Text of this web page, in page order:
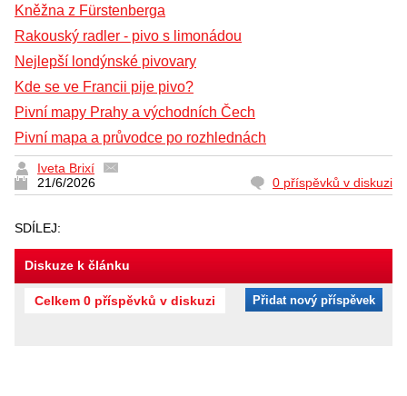
Kněžna z Fürstenberga
Rakouský radler - pivo s limonádou
Nejlepší londýnské pivovary
Kde se ve Francii pije pivo?
Pivní mapy Prahy a východních Čech
Pivní mapa a průvodce po rozhlednách
Iveta Brixí
21/6/2026
0 příspěvků v diskuzi
SDÍLEJ:
Diskuze k článku
Celkem 0 příspěvků v diskuzi Přidat nový příspěvek